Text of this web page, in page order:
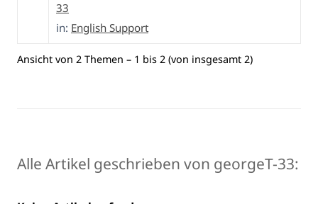
33
in: English Support
Ansicht von 2 Themen – 1 bis 2 (von insgesamt 2)
Alle Artikel geschrieben von georgeT-33: